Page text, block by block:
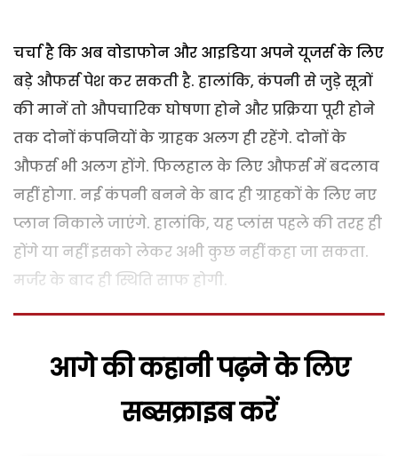
चर्चा है कि अब वोडाफोन और आइडिया अपने यूजर्स के लिए
बड़े औफर्स पेश कर सकती है. हालांकि, कंपनी से जुड़े सूत्रों
की मानें तो औपचारिक घोषणा होने और प्रक्रिया पूरी होने
तक दोनों कंपनियों के ग्राहक अलग ही रहेंगे. दोनों के
औफर्स भी अलग होंगे. फिलहाल के लिए औफर्स में बदलाव
नहीं होगा. नई कंपनी बनने के बाद ही ग्राहकों के लिए नए
प्लान निकाले जाएंगे. हालांकि, यह प्लांस पहले की तरह ही
होंगे या नहीं इसको लेकर अभी कुछ नहीं कहा जा सकता.
मर्जर के बाद ही स्थिति साफ होगी.
आगे की कहानी पढ़ने के लिए
सब्सक्राइब करें